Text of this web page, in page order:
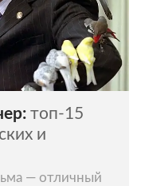
топ-15
и
— отличный